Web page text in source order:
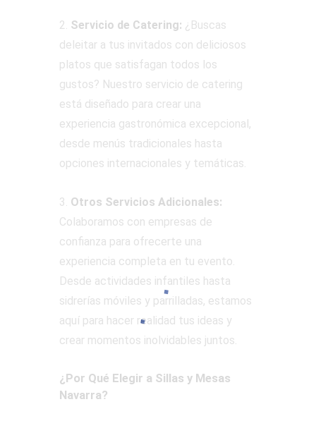
2. Servicio de Catering: ¿Buscas
deleitar a tus invitados con deliciosos
platos que satisfagan todos los
gustos? Nuestro servicio de catering
está diseñado para crear una
experiencia gastronómica excepcional,
desde menús tradicionales hasta
opciones internacionales y temáticas.
3. Otros Servicios Adicionales:
Colaboramos con empresas de
confianza para ofrecerte una
experiencia completa en tu evento.
Desde actividades infantiles hasta
sidrerías móviles y parrilladas, estamos
aquí para hacer realidad tus ideas y
crear momentos inolvidables juntos.
¿Por Qué Elegir a Sillas y Mesas
Navarra?